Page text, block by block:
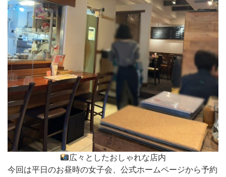
広々としたおしゃれな店内
今回は平日のお昼時の女子会、公式ホームページから予約